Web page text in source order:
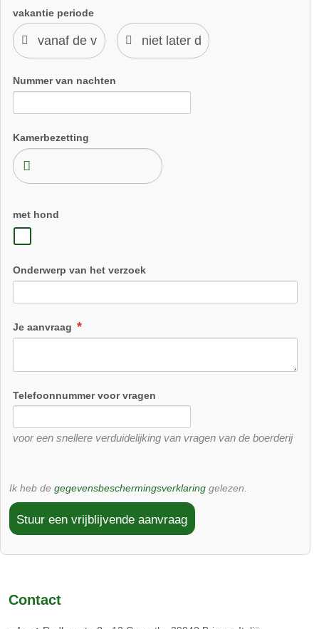
vakantie periode
Nummer van nachten
Kamerbezetting
met hond
Onderwerp van het verzoek
Je aanvraag
Telefoonnummer voor vragen
voor een snellere verduidelijking van vragen van de boerderij
Ik heb de gegevensbeschermingsverklaring gelezen.
Stuur een vrijblijvende aanvraag
Contact